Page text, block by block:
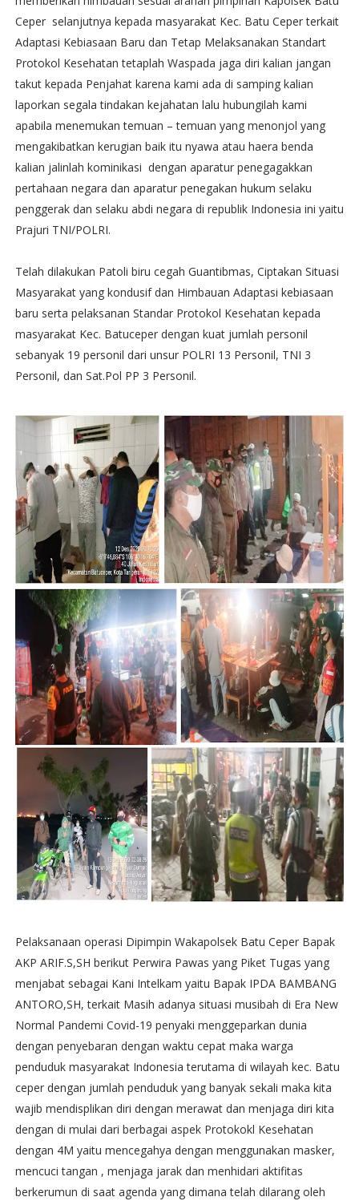
Ceper selanjutnya kepada masyarakat Kec. Batu Ceper terkait
Adaptasi Kebiasaan Baru dan Tetap Melaksanakan Standart
Protokol Kesehatan tetaplah Waspada jaga diri kalian jangan
takut kepada Penjahat karena kami ada di samping kalian
laporkan segala tindakan kejahatan lalu hubungilah kami
apabila menemukan temuan – temuan yang menonjol yang
mengakibatkan kerugian baik itu nyawa atau haera benda
kalian jalinlah kominikasi dengan aparatur penegagakkan
pertahaan negara dan aparatur penegakan hukum selaku
penggerak dan selaku abdi negara di republik Indonesia ini yaitu
Prajuri TNI/POLRI.
Telah dilakukan Patoli biru cegah Guantibmas, Ciptakan Situasi
Masyarakat yang kondusif dan Himbauan Adaptasi kebiasaan
baru serta pelaksanan Standar Protokol Kesehatan kepada
masyarakat Kec. Batuceper dengan kuat jumlah personil
sebanyak 19 personil dari unsur POLRI 13 Personil, TNI 3
Personil, dan Sat.Pol PP 3 Personil.
Pelaksanaan operasi Dipimpin Wakapolsek Batu Ceper Bapak
AKP ARIF.S,SH berikut Perwira Pawas yang Piket Tugas yang
menjabat sebagai Kani Intelkam yaitu Bapak IPDA BAMBANG
ANTORO,SH, terkait Masih adanya situasi musibah di Era New
Normal Pandemi Covid-19 penyaki menggeparkan dunia
dengan penyebaran dengan waktu cepat maka warga
penduduk masyarakat Indonesia terutama di wilayah kec. Batu
ceper dengan jumlah penduduk yang banyak sekali maka kita
wajib mendisplikan diri dengan merawat dan menjaga diri kita
dengan di mulai dari berbagai aspek Protokokl Kesehatan
dengan 4M yaitu mencegahya dengan menggunakan masker,
mencuci tangan , menjaga jarak dan menhidari aktifitas
berkerumun di saat agenda yang dimana telah dilarang oleh